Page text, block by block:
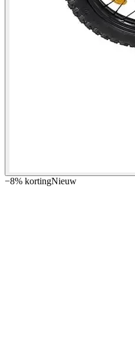
−8% kortingNieuw